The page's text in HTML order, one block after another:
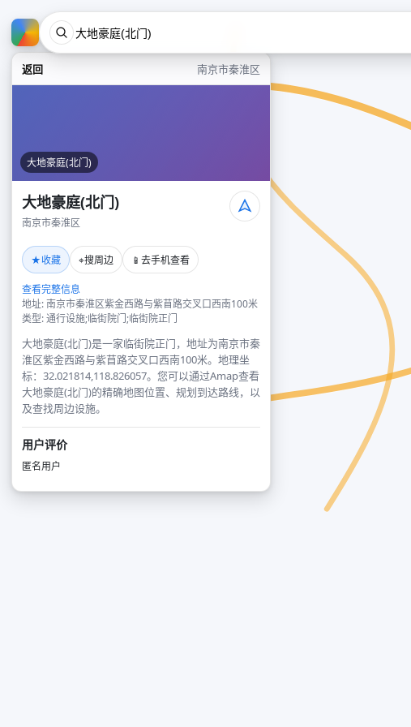
返回 南京市秦淮区
大地豪庭(北门)
大地豪庭(北门)
南京市秦淮区
★收藏 ⌖搜周边 📱 去手机查看
查看完整信息
地址: 南京市秦淮区紫金西路与紫苜路交叉口西南100米
类型: 通行设施;临街院门;临街院正门
大地豪庭(北门)是一家临街院正门，地址为南京市秦
淮区紫金西路与紫苜路交叉口西南100米。地理坐
标：32.021814,118.826057。您可以通过Amap查看
大地豪庭(北门)的精确地图位置、规划到达路线，以
及查找周边设施。
用户评价
匿名用户